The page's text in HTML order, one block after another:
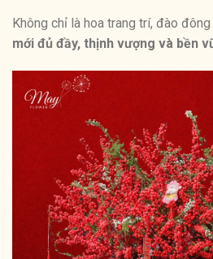
Không chỉ là hoa trang trí, đào
mới đủ đầy, thịnh vượng và bền